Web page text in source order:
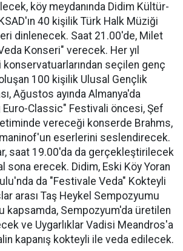
köy meydanında Didim Kültür-
40 kişilik Türk Halk Müziği
dinlenecek. Saat 21.00'de, Milet
Konseri" verecek. Her yıl
seçilen genç
100 kişilik Ulusal Gençlik
Ağustos ayında Almanya'da
Euro-Classic" Festivali öncesi, Şef
vereceği konserde Brahms,
eserlerini seslendirecek.
saat 19.00'da da gerçekleştirilecek
sona erecek. Didim, Eski Köy Yoran
da "Festivale Veda" Kokteyli
arası Taş Heykel Sempozyumu
kapsamda, Sempozyum'da üretilen
ve Uygarlıklar Vadisi Meandros'a
kapanış kokteyli ile veda edilecek.